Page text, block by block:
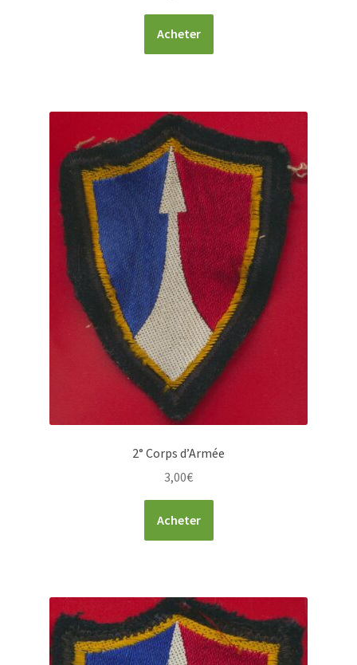
Acheter
2° Corps d’Armée
3,00€
Acheter